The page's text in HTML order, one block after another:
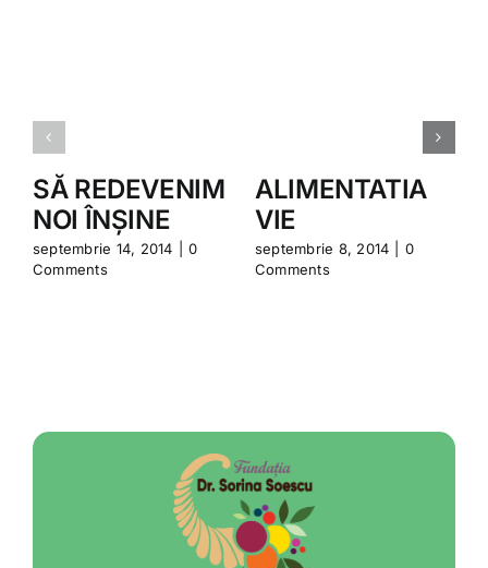
SĂ REDEVENIM
NOI ÎNȘINE
septembrie 14, 2014
0
Comments
ALIMENTATIA
VIE
septembrie 8, 2014
0
Comments